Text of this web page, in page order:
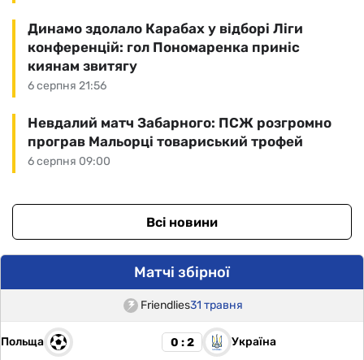
6 серпня 21:56
Динамо здолало Карабах у відборі Ліги
конференцій: гол Пономаренка приніс
киянам звитягу
6 серпня 09:00
Невдалий матч Забарного: ПСЖ розгромно
програв Мальорці товариський трофей
Всі новини
Матчі збірної
Friendlies31 травня
Польща 0 : 2 Україна